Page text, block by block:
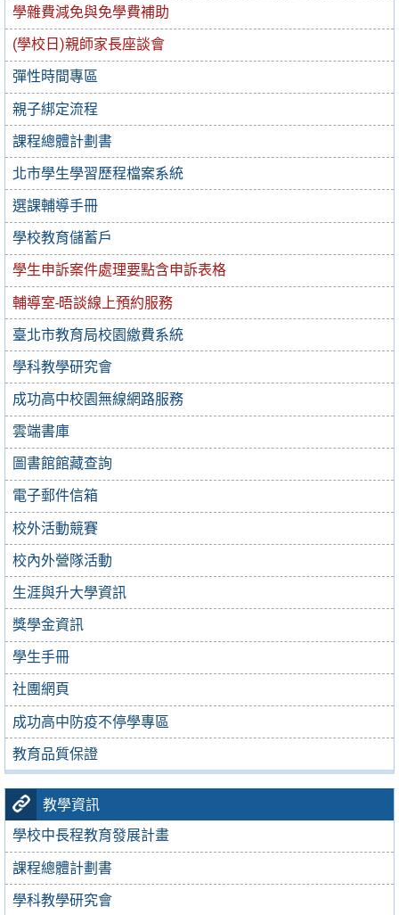
學雜費減免與免學費補助
(學校日)親師家長座談會
彈性時間專區
親子綁定流程
課程總體計劃書
北市學生學習歷程檔案系統
選課輔導手冊
學校教育儲蓄戶
學生申訴案件處理要點含申訴表格
輔導室-晤談線上預約服務
臺北市教育局校園繳費系統
學科教學研究會
成功高中校園無線網路服務
雲端書庫
圖書館館藏查詢
電子郵件信箱
校外活動競賽
校內外營隊活動
生涯與升大學資訊
獎學金資訊
學生手冊
社團網頁
成功高中防疫不停學專區
教育品質保證
教學資訊
學校中長程教育發展計畫
課程總體計劃書
學科教學研究會